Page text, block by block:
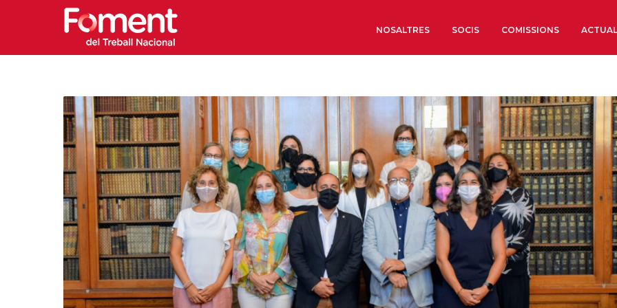
NOSALTRES
Òrgans de Govern
Òrgans Consultius
Estructura Executiva
Institut d’Estudis
Societat Barcelonesa
Econòmics i Socials
Organitzacions
Organitzacions
Coneix més
SOCIS COMISSIONS